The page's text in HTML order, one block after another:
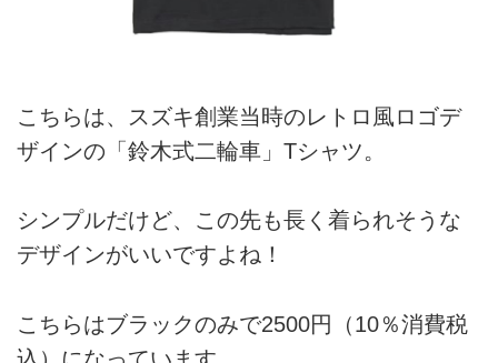
こちらは、スズキ創業当時のレトロ風ロゴデ
ザインの「鈴木式二輪車」Tシャツ。
シンプルだけど、この先も長く着られそうな
デザインがいいですよね！
こちらはブラックのみで2500円（10％消費税
込）になっています。